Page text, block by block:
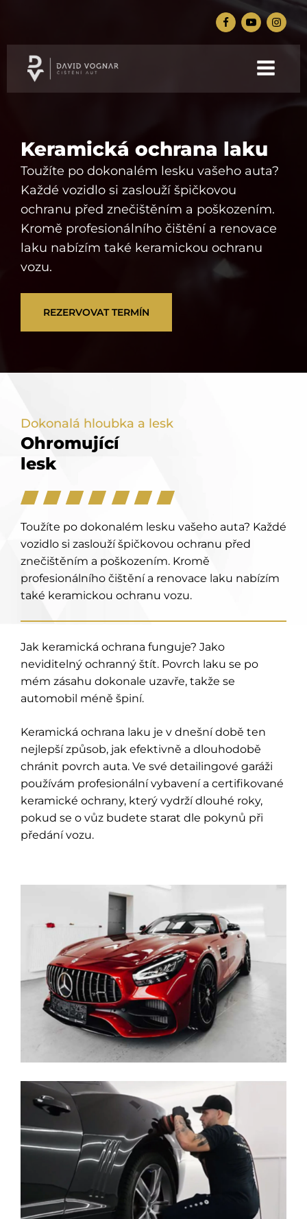
Keramická ochrana laku
Toužíte po dokonalém lesku vašeho auta?
Každé vozidlo si zaslouží špičkovou
ochranu před znečištěním a poškozením.
Kromě profesionálního čištění a renovace
laku nabízím také keramickou ochranu
vozu.
REZERVOVAT TERMÍN
Dokonalá hloubka a lesk
Ohromující
lesk
Toužíte po dokonalém lesku vašeho auta? Každé
vozidlo si zaslouží špičkovou ochranu před
znečištěním a poškozením. Kromě
profesionálního čištění a renovace laku nabízím
také keramickou ochranu vozu.
Jak keramická ochrana funguje? Jako
neviditelný ochranný štít. Povrch laku se po
mém zásahu dokonale uzavře, takže se
automobil méně špiní.
Keramická ochrana laku je v dnešní době ten
nejlepší způsob, jak efektivně a dlouhodobě
chránit povrch auta. Ve své detailingové garáži
používám profesionální vybavení a certifikované
keramické ochrany, který vydrží dlouhé roky,
pokud se o vůz budete starat dle pokynů při
předání vozu.